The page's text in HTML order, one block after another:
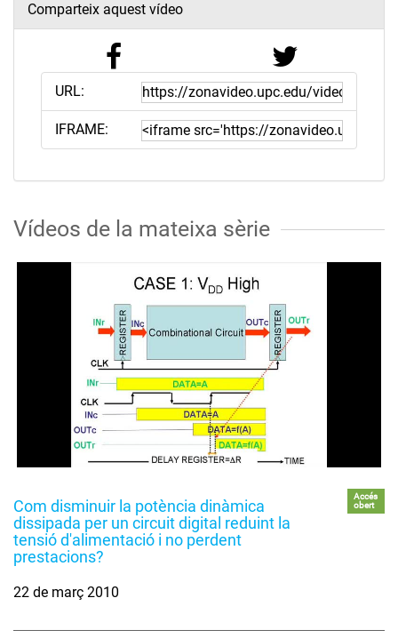
Comparteix aquest vídeo
URL:
IFRAME:
Vídeos de la mateixa sèrie
Com disminuir la potència dinàmica
dissipada per un circuit digital reduint la
tensió d'alimentació i no perdent
prestacions?
Accés
obert
22 de març 2010